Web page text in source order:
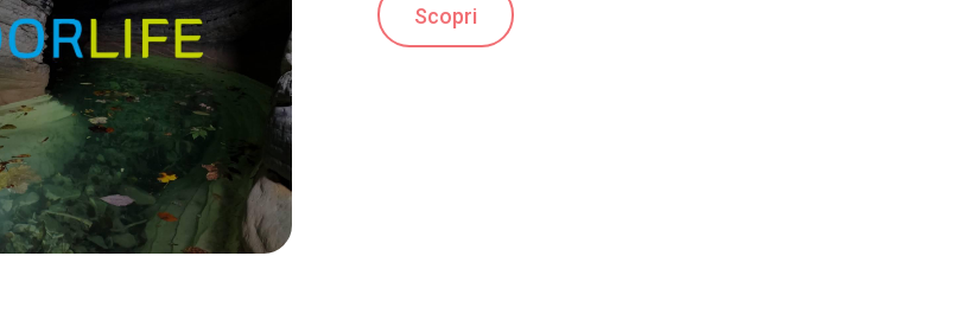
Scopri